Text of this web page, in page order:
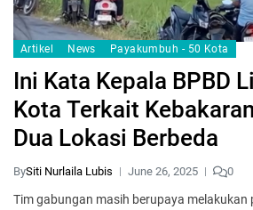
Artikel News Payakumbuh - 50 Kota
Ini Kata Kepala BPBD
Kota Terkait
Dua Lokasi Berbeda
BySiti Nurlaila Lubis June 26, 2025 0
Tim gabungan masih berupaya melakukan